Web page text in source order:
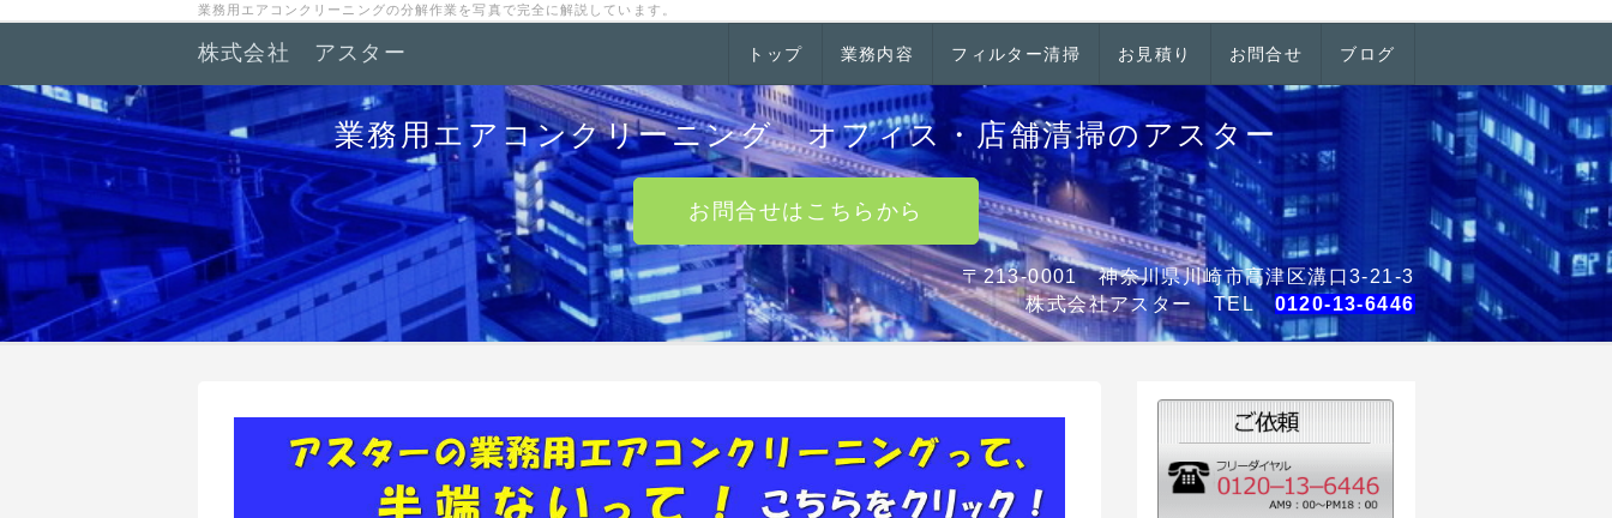
業務用エアコンクリーニングの分解作業を写真で完全に解説しています。
株式会社 アスター トップ 業務内容 フィルター清掃 お見積り お問合せ ブログ
業務用エアコンクリーニング オフィス・店舗清掃のアスター
お問合せはこちらから
〒213-0001 神奈川県川崎市高津区溝口3-21-3
株式会社アスター TEL0120-13-6446